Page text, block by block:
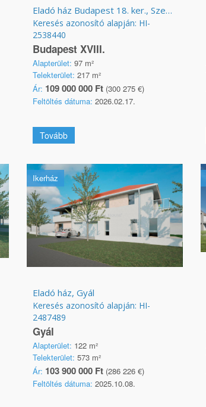
Eladó ház Budapest 18. ker., Szemeretelep
Keresés azonosító alapján: HI-
2538440
Budapest XVIII.
Alapterület: 97 m²
Telekterület: 217 m²
Ár: 109 000 000 Ft (300 275 €)
Feltöltés dátuma: 2026.02.17.
Tovább
Ikerház
Eladó ház, Gyál
Keresés azonosító alapján: HI-
2487489
Gyál
Alapterület: 122 m²
Telekterület: 573 m²
Ár: 103 900 000 Ft (286 226 €)
Feltöltés dátuma: 2025.10.08.